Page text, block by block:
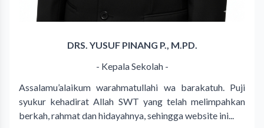
DRS. YUSUF PINANG P., M.PD.
- Kepala Sekolah -
Assalamu’alaikum warahmatullahi wa barakatuh. Puji
syukur kehadirat Allah SWT yang telah melimpahkan
berkah, rahmat dan hidayahnya, sehingga website ini...